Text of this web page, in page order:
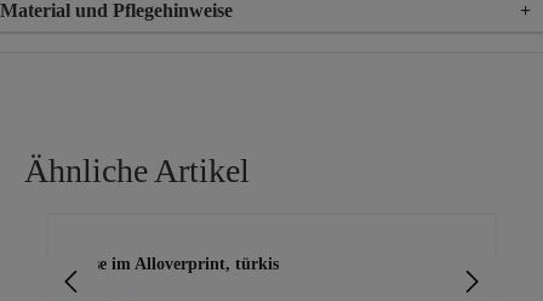
Material und Pflegehinweise +
Ähnliche Artikel
Bluse im Alloverprint, türkis